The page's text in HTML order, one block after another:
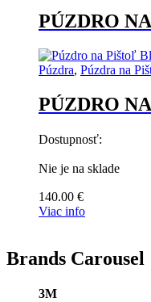
PÚZDRO
Púzdra, Púzdra na
PÚZDRO
Dostupnosť:
Nie je na sklade
140.00 €
Viac info
Brands Carousel
3M